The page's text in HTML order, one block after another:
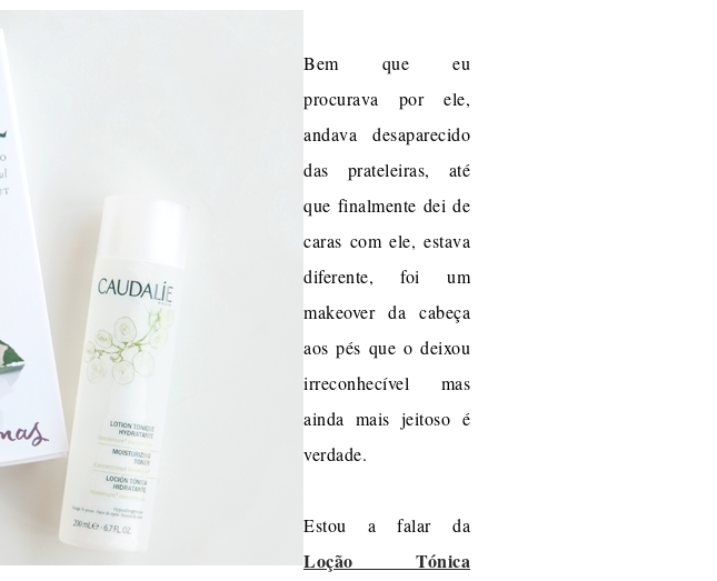
Bem que eu
procurava por ele,
andava desaparecido
das prateleiras, até
que finalmente dei de
caras com ele, estava
diferente, foi um
makeover da cabeça
aos pés que o deixou
irreconhecível mas
ainda mais jeitoso é
verdade.
Estou a falar da
Loção Tónica